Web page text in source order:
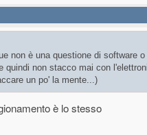
non è una questione di software o
quindi non stacco mai con
un po' la mente...)
è lo stesso